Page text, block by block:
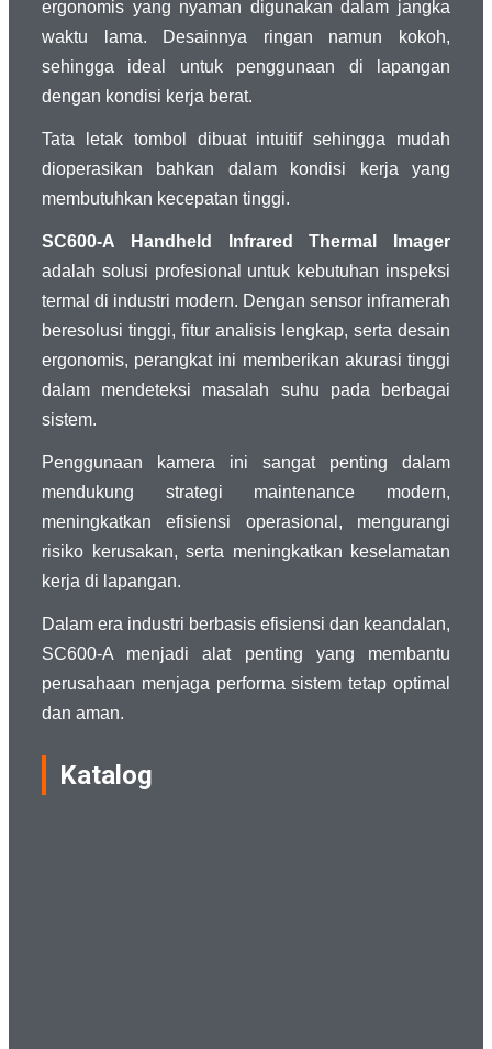
ergonomis yang nyaman digunakan dalam jangka
waktu lama. Desainnya ringan namun kokoh,
sehingga ideal untuk penggunaan di lapangan
dengan kondisi kerja berat.
Tata letak tombol dibuat intuitif sehingga mudah
dioperasikan bahkan dalam kondisi kerja yang
membutuhkan kecepatan tinggi.
SC600-A Handheld Infrared Thermal Imager
adalah solusi profesional untuk kebutuhan inspeksi
termal di industri modern. Dengan sensor inframerah
beresolusi tinggi, fitur analisis lengkap, serta desain
ergonomis, perangkat ini memberikan akurasi tinggi
dalam mendeteksi masalah suhu pada berbagai
sistem.
Penggunaan kamera ini sangat penting dalam
mendukung strategi maintenance modern,
meningkatkan efisiensi operasional, mengurangi
risiko kerusakan, serta meningkatkan keselamatan
kerja di lapangan.
Dalam era industri berbasis efisiensi dan keandalan,
SC600-A menjadi alat penting yang membantu
perusahaan menjaga performa sistem tetap optimal
dan aman.
Katalog